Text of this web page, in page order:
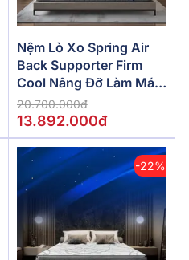
Nệm Lò Xo Spring Air
Back Supporter Firm
Cool Nâng Đỡ Làm Mát
Dày 26cm
20.700.000đ
13.892.000đ
-22%